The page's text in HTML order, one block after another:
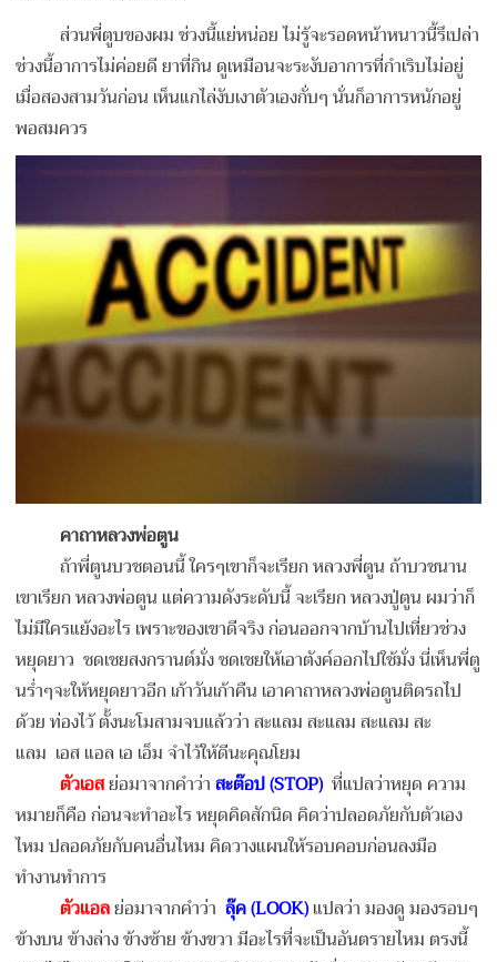
ส่วนพี่ตูบของผม ช่วงนี้แย่หน่อย ไม่รู้จะรอดหน้าหนาวนี้รึเปล่า
ช่วงนี้อาการไม่ค่อยดี ยาที่กิน ดูเหมือนจะระงับอาการที่กำเริบไม่อยู่
เมื่อสองสามวันก่อน เห็นแกไล่งับเงาตัวเองกั่บๆ นั่นก็อาการหนักอยู่
พอสมควร
คาถาหลวงพ่อตูน
ถ้าพี่ตูนบวชตอนนี้ ใครๆเขาก็จะเรียก หลวงพี่ตูน ถ้าบวชนาน
เขาเรียก หลวงพ่อตูน แต่ความดังระดับนี้ จะเรียก หลวงปู่ตูน ผมว่าก็
ไม่มีใครแย้งอะไร เพราะของเขาดีจริงก่อนออกจากบ้านไปเที่ยวช่วง
หยุดยาว ชดเชยสงกรานต์มั่ง ชดเชยให้เอาตังค์ออกไปใช้มั่ง นี่เห็นพี่ตู
นร่ำๆจะให้หยุดยาวอีก เก้าวันเก้าคืน เอาคาถาหลวงพ่อตูนติดรถไป
ด้วยท่องไว้ตั้งนะโมสามจบแล้วว่า สะแลม สะแลม สะแลม สะ
แลม เอส แอล เอ เอ็มจำไว้ให้ดีนะคุณโยม
ตัวเอสย่อมาจากคำว่าสะต๊อป (STOP) ที่แปลว่าหยุด ความ
หมายก็คือ ก่อนจะทำอะไร หยุดคิดสักนิด คิดว่าปลอดภัยกับตัวเอง
ไหม ปลอดภัยกับคนอื่นไหม คิดวางแผนให้รอบคอบก่อนลงมือ
ทำงานทำการ
ตัวแอลย่อมาจากคำว่าลุ๊ค (LOOK)แปลว่า มองดู มองรอบๆ
ข้างบน ข้างล่าง ข้างซ้าย ข้างขวา มีอะไรที่จะเป็นอันตรายไหม ตรงนี้